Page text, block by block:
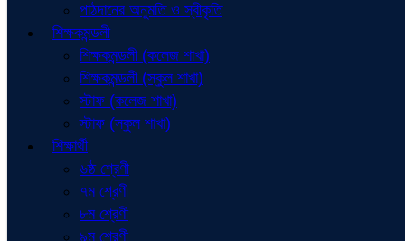
পাঠদানের অনুমতি ও স্বীকৃতি
শিক্ষকমন্ডলী
শিক্ষকমন্ডলী (কলেজ শাখা)
শিক্ষকমন্ডলী (স্কুল শাখা)
স্টাফ (কলেজ শাখা)
স্টাফ (স্কুল শাখা)
শিক্ষার্থী
৬ষ্ঠ শ্রেণী
৭ম শ্রেণী
৮ম শ্রেণী
৯ম শ্রেণী